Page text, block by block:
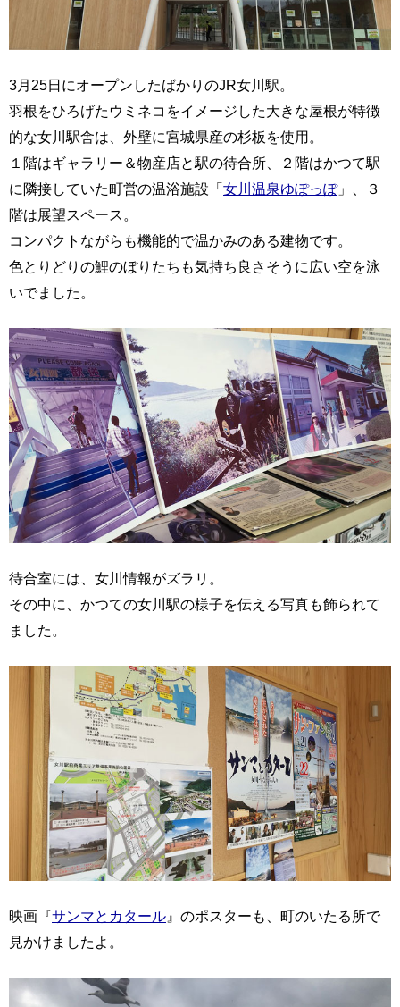
3月25日にオープンしたばかりのJR女川駅。
羽根をひろげたウミネコをイメージした大きな屋根が特徴
的な女川駅舎は、外壁に宮城県産の杉板を使用。
１階はギャラリー＆物産店と駅の待合所、２階はかつて駅
に隣接していた町営の温浴施設「女川温泉ゆぽっぽ」、３
階は展望スペース。
コンパクトながらも機能的で温かみのある建物です。
色とりどりの鯉のぼりたちも気持ち良さそうに広い空を泳
いでました。
待合室には、女川情報がズラリ。
その中に、かつての女川駅の様子を伝える写真も飾られて
ました。
映画『サンマとカタール 』のポスターも、町のいたる所で
見かけましたよ。